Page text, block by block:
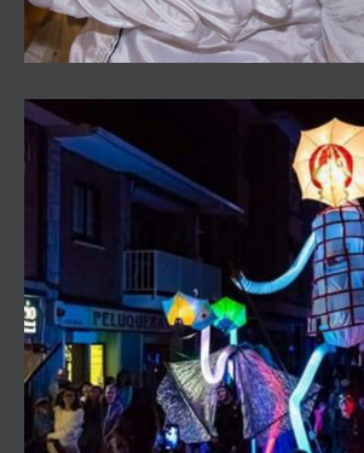
THE GIANT LUMEN